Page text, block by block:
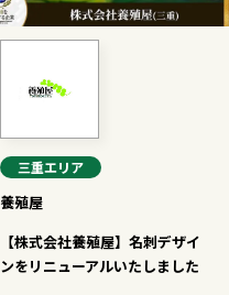
三重エリア
養殖屋
【株式会社養殖屋】名刺デザイ
ンをリニューアルいたしました